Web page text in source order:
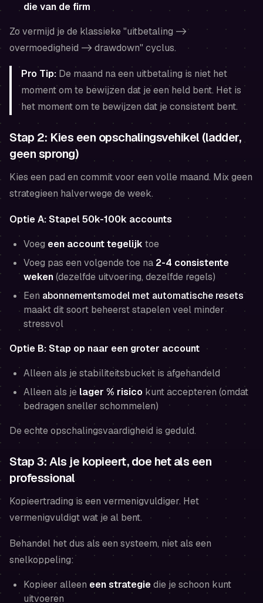
die van de firm
Zo vermijd je de klassieke "uitbetaling ->
overmoedigheid -> drawdown" cyclus.
Pro Tip: De maand na een uitbetaling is niet het
moment om te bewijzen dat je een held bent. Het is
het moment om te bewijzen dat je consistent bent.
Stap 2: Kies een opschalingsvehikel (ladder,
geen sprong)
Kies een pad en commit voor een volle maand. Mix geen
strategieen halverwege de week.
Optie A: Stapel 50k-100k accounts
Voeg een account tegelijk toe
Voeg pas een volgende toe na 2-4 consistente
weken(dezelfde uitvoering, dezelfde regels)
Een abonnementsmodel met automatische resets
maakt dit soort beheerst stapelen veel minder
stressvol
Optie B: Stap op naar een groter account
Alleen als je stabiliteitsbucket is afgehandeld
Alleen als je lager % risico kunt accepteren (omdat
bedragen sneller schommelen)
De echte opschalingsvaardigheid is geduld.
Stap 3: Als je kopieert, doe het als een
professional
Kopieertrading is een vermenigvuldiger. Het
vermenigvuldigt wat je al bent.
Behandel het dus als een systeem, niet als een
snelkoppeling:
Kopieer alleen een strategiedie je schoon kunt
uitvoeren